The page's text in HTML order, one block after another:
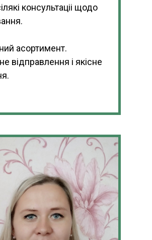
консультаціі щодо
асортимент.
відправлення і якісне